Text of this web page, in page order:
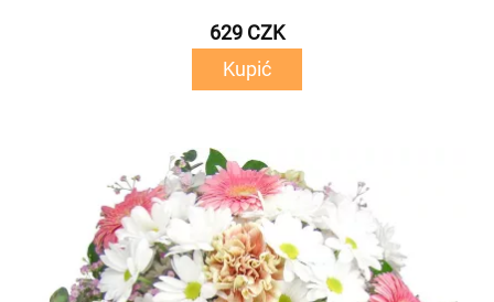
629 CZK
Kupić